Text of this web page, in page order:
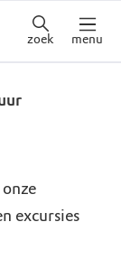
zoek menu
excursies